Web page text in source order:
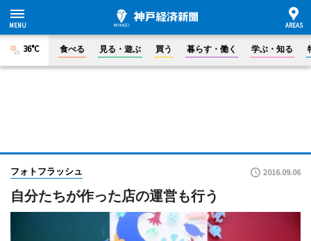
36°C 食べる 見る・遊ぶ 買う 暮らす・働く 学ぶ・知る
フォトフラッシュ 2016.09.06
自分たちが作った店の運営も行う